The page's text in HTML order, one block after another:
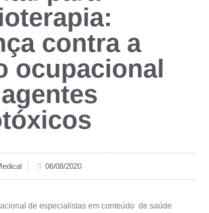
contra a
ocupacional
06/08/2020
de especialistas em conteúdo de saúde